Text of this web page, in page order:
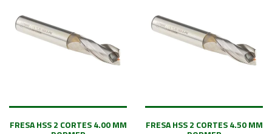
FRESA HSS 2 CORTES 4.00 MM FRESA HSS 2 CORTES 4.50 MM